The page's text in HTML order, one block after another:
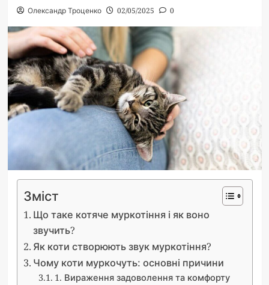
Олександр Троценко 02/05/2025 0
Зміст
Що таке котяче муркотіння і як воно
звучить?
Як коти створюють звук муркотіння?
Чому коти муркочуть: основні причини
1. Вираження задоволення та комфорту